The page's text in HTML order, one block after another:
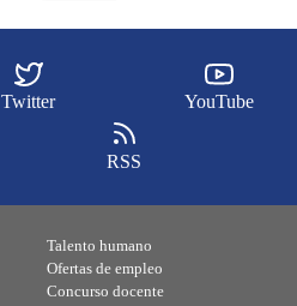
Twitter YouTube
RSS
Talento humano
Ofertas de empleo
Concurso docente